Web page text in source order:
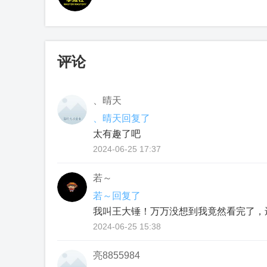
评论
、晴天
、晴天回复了
太有趣了吧
2024-06-25 17:37
若～
若～回复了
我叫王大锤！万万没想到我竟然看完了，
2024-06-25 15:38
亮8855984